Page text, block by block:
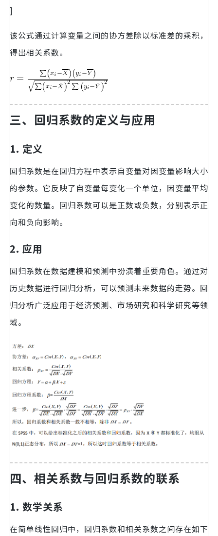
]
该公式通过计算变量之间的协方差除以标准差的乘积，
得出相关系数。
三、回归系数的定义与应用
1. 定义
回归系数是在回归方程中表示自变量对因变量影响大小
的参数。它反映了自变量每变化一个单位，因变量平均
变化的数量。回归系数可以是正数或负数，分别表示正
向和负向影响。
2. 应用
回归系数在数据建模和预测中扮演着重要角色。通过对
历史数据进行回归分析，可以预测未来数据的走势。回
归分析广泛应用于经济预测、市场研究和科学研究等领
域。
四、相关系数与回归系数的联系
1. 数学关系
在简单线性回归中，回归系数和相关系数之间存在如下